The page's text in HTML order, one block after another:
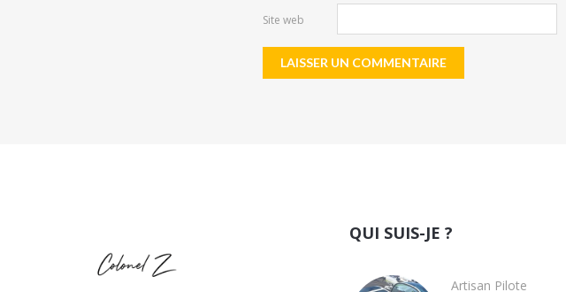
Site web
QUI SUIS-JE ?
Artisan Pilote